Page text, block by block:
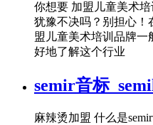
你想要 加盟儿童美术
犹豫不决吗？别担心！
盟儿童美术培训品牌一
好地了解这个行业
semir音标
麻辣烫加盟 什么是